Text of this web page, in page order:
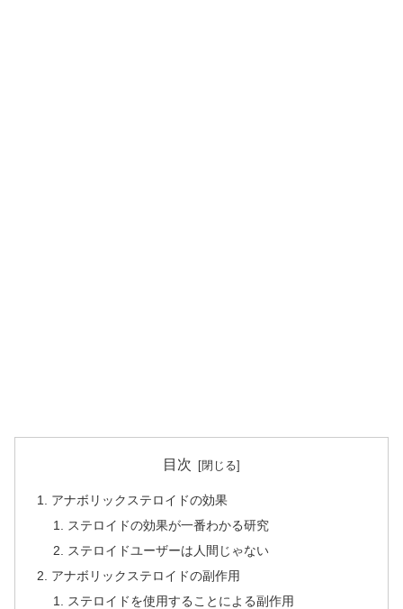
目次
アナボリックステロイドの効果
ステロイドの効果が一番わかる研究
ステロイドユーザーは人間じゃない
アナボリックステロイドの副作用
ステロイドを使用することによる副作用